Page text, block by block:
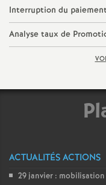
Interruption du
Analyse taux de
ACTUALITÉS ACTIONS
29 janvier :